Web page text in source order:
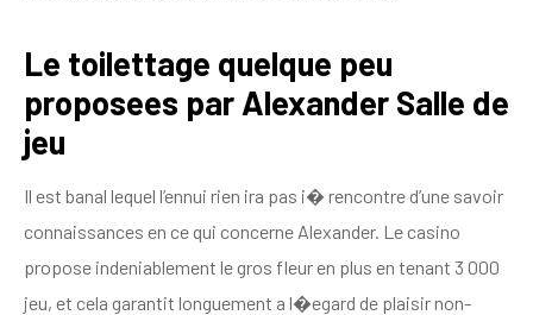
Le toilettage quelque peu
proposees par Alexander Salle de
jeu
Il est banal lequel l’ennui rien ira pas i� rencontre d’une savoir
connaissances en ce qui concerne Alexander. Le casino
propose indeniablement le gros fleur en plus en tenant 3 000
jeu, et cela garantit longuement a l�egard de plaisir non-